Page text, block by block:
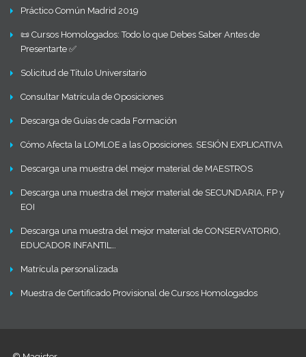
Práctico Común Madrid 2019
📜 Cursos Homologados: Todo lo que Debes Saber Antes de
Presentarte ✅
Solicitud de Título Universitario
Consultar Matrícula de Oposiciones
Descarga de Guías de cada Formación
Cómo Afecta la LOMLOE a las Oposiciones. SESIÓN EXPLICATIVA
Descarga una muestra del mejor material de MAESTROS
Descarga una muestra del mejor material de SECUNDARIA, FP y
EOI
Descarga una muestra del mejor material de CONSERVATORIO,
EDUCADOR INFANTIL…
Matrícula personalizada
Muestra de Certificado Provisional de Cursos Homologados